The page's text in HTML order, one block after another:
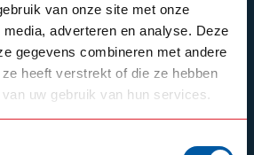
van onze site met onze
adverteren en analyse. Deze
gegevens combineren met andere
heeft verstrekt of die ze hebben
uw gebruik van hun services.
UNSEREN NEWSLETTER
mit unseren